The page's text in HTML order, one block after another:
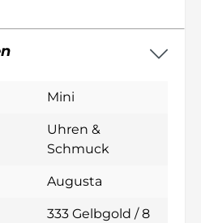
Mini
Uhren &
Schmuck
Augusta
333 Gelbgold / 8